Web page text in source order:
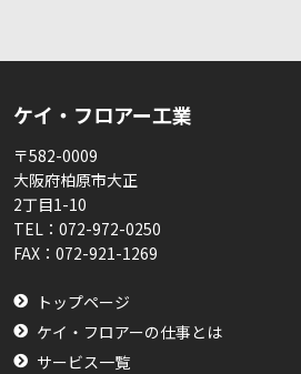
ケイ・フロアー工業
〒582-0009
大阪府柏原市大正
2丁目1-10
TEL： 072-972-0250
FAX： 072-921-1269
トップページ
ケイ・フロアーの仕事とは
サービス一覧